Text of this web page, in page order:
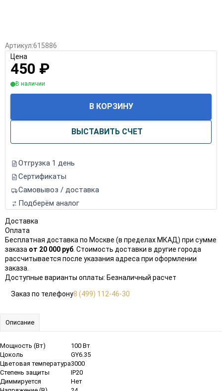
Артикул:615886
Цена
450 ₽
В наличии
В КОРЗИНУ
ВЫСТАВИТЬ СЧЕТ
Отгрузка 1 день
Сертификаты
Самовывоз / доставка
Подберём аналог
Доставка
Оплата
Бесплатная доставка по Москве (в пределах МКАД) при сумме
заказа от 20 000 руб . Стоимость доставки в другие города
рассчитывается после указания адреса при оформлении
заказа.
Доступные варианты оплаты: Безналичный расчет
Заказ по телефону8 (499) 112-46-30
Описание
Мощность (Вт)
100 Вт
Цоколь
GY6.35
Цветовая температура3000
Степень защиты
IP20
Диммируется
Нет